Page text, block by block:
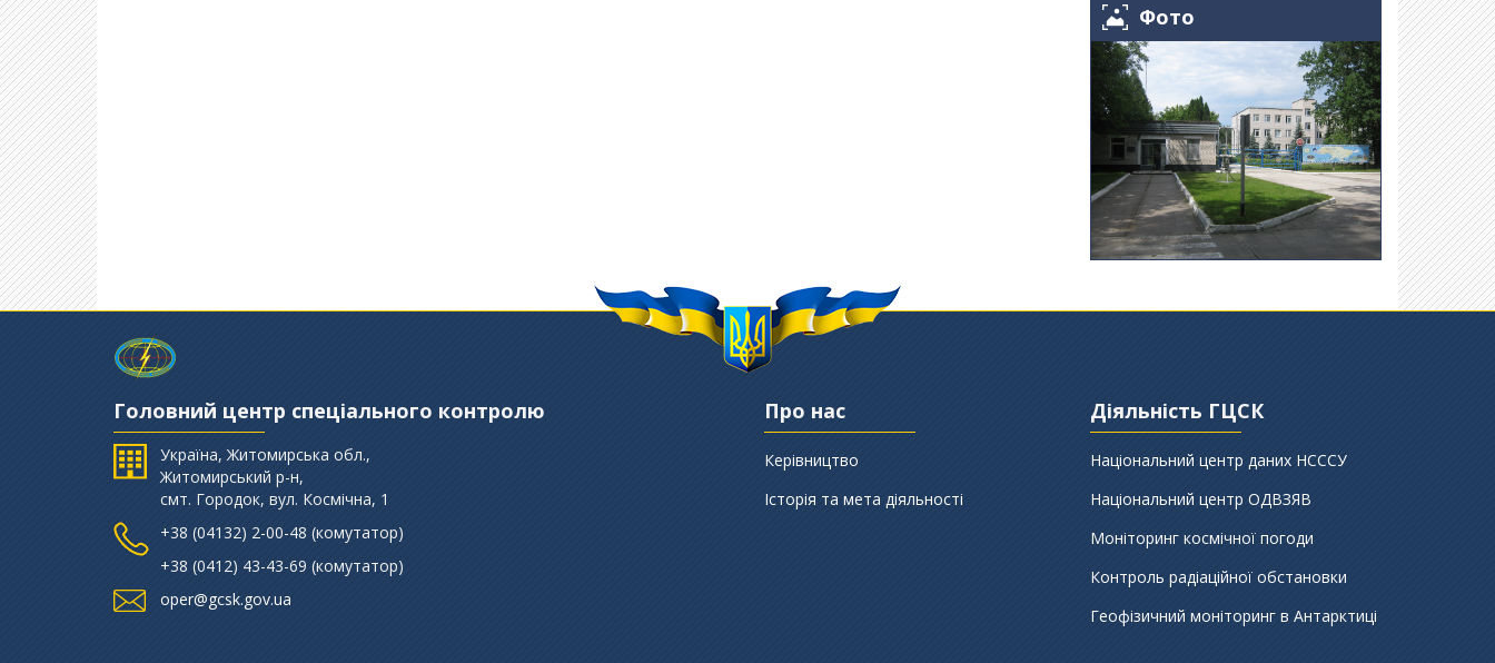
Фото
Головний центр спеціального контролю
Україна, Житомирська обл.,
Житомирський р-н,
смт. Городок, вул. Космічна, 1
+38 (‎04132) 2-00-48 (комутатор)
+38 (0412) 43-43-69 (комутатор)
oper@gcsk.gov.ua
Про нас
Керівництво
Історія та мета діяльності
Діяльність ГЦСК
Національний центр даних НСССУ
Національний центр ОДВЗЯВ
Моніторинг космічної погоди
Контроль радіаційної обстановки
Геофізичний моніторинг в Антарктиці